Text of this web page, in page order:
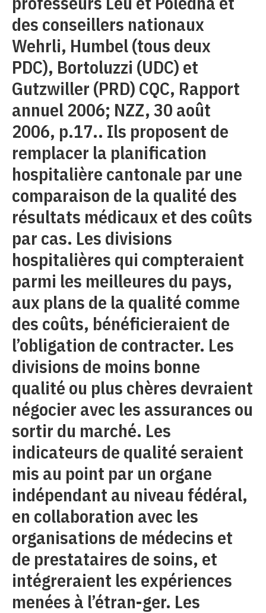
des conseillers nationaux
Wehrli, Humbel (tous deux
PDC), Bortoluzzi (UDC) et
Gutzwiller (PRD) CQC, Rapport
annuel 2006; NZZ, 30 août
2006, p.17.. Ils proposent de
remplacer la planification
hospitalière cantonale par une
comparaison de la qualité des
résultats médicaux et des coûts
par cas. Les divisions
hospitalières qui compteraient
parmi les meilleures du pays,
aux plans de la qualité comme
des coûts, bénéficieraient de
l’obligation de contracter. Les
divisions de moins bonne
qualité ou plus chères devraient
négocier avec les assurances ou
sortir du marché. Les
indicateurs de qualité seraient
mis au point par un organe
indépendant au niveau fédéral,
en collaboration avec les
organisations de médecins et
de prestataires de soins, et
intégreraient les expériences
menées à l’étran-ger. Les